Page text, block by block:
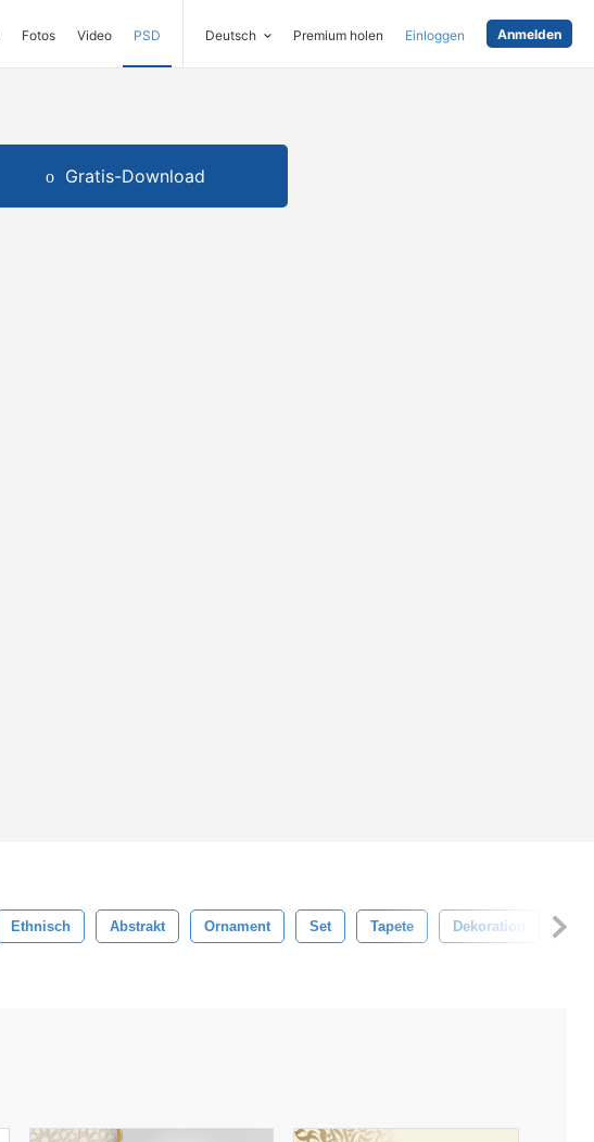
Fotos Video PSD Deutsch Premium holen Einloggen Anmelden
Gratis-Download
Ethnisch Abstrakt Ornament Set Tapete Dekoration